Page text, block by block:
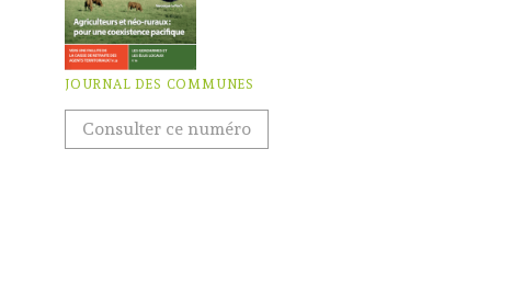
JOURNAL DES COMMUNES
Consulter ce numéro